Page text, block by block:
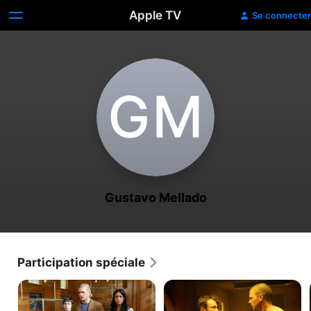
Apple TV Se connecter
G‌M
Gustavo Mellado
Participation spéciale